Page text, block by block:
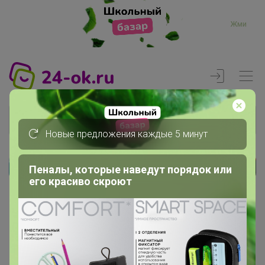
Жми
Реклама
Главная
Члены клуба
Ane44ka_
Новые предложения каждые 5 минут
Пеналы, которые наведут порядок или
его красиво скроют